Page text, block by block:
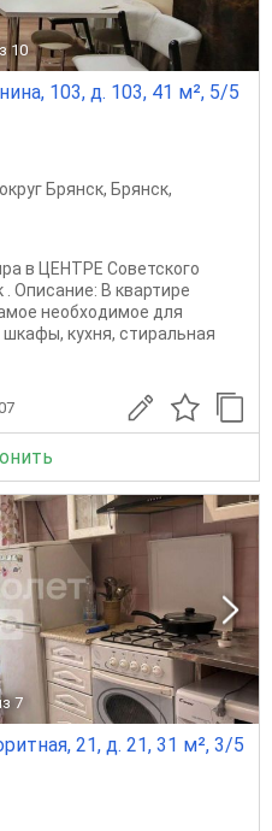
10
103, д. 103, 41 м², 5/5
Брянск, Брянск,
в ЦЕНТРЕ Советского
. Описание: В квартире
необходимое для
кухня, стиральная
7
21, д. 21, 31 м², 3/5